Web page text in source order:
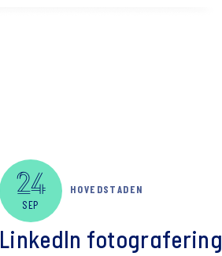
24
SEP
HOVEDSTADEN
LinkedIn fotografering